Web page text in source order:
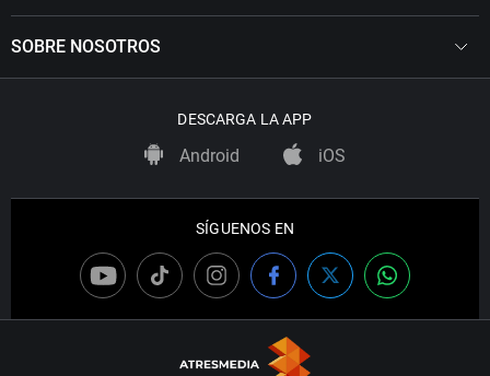
SOBRE NOSOTROS
DESCARGA LA APP
Android iOS
SÍGUENOS EN